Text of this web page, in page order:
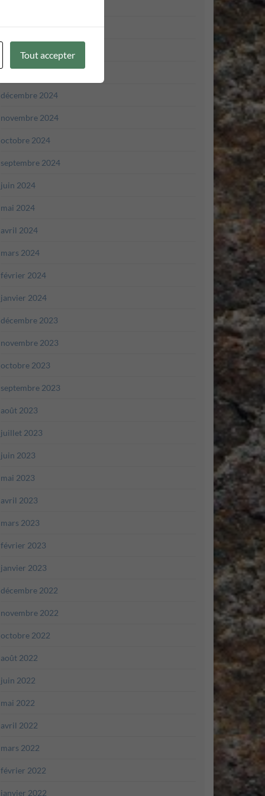
mars 2025
février 2025
décembre 2024
novembre 2024
octobre 2024
septembre 2024
juin 2024
mai 2024
avril 2024
mars 2024
février 2024
janvier 2024
décembre 2023
novembre 2023
octobre 2023
septembre 2023
août 2023
juillet 2023
juin 2023
mai 2023
avril 2023
mars 2023
février 2023
janvier 2023
décembre 2022
novembre 2022
octobre 2022
août 2022
juin 2022
mai 2022
avril 2022
mars 2022
février 2022
janvier 2022
Tout accepter